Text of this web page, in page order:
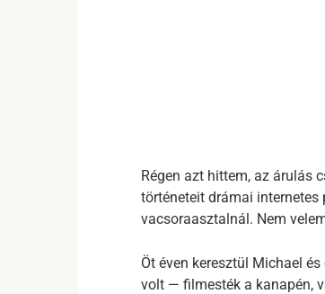
Régen azt hittem, az árulás
történeteit drámai
vacsoraasztalnál. Nem
Öt éven keresztül Michael
volt — filmesték a kanapén,